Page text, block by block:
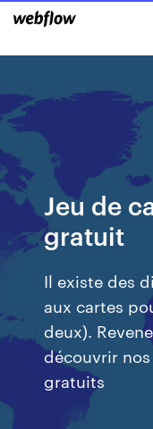
Jeu de
gratuit
Il existe des
aux cartes
deux).
découvrir
gratuits